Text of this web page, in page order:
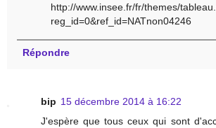
http://www.insee.fr/fr/themes/
reg_id=0&ref_id=NATnon04246
Répondre
bip 15 décembre 2014 à 16:22
J'espère que tous ceux qui sont